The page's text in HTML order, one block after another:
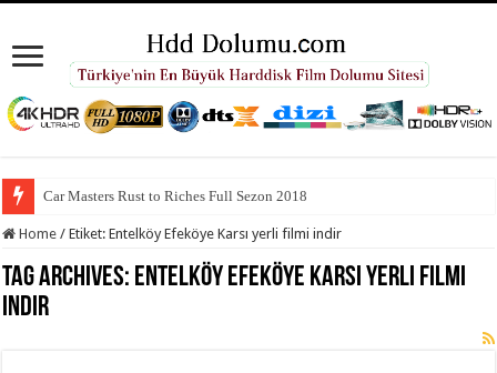
Car Masters Rust to Riches Full Sezon 2018
Home / Etiket:Entelköy Efeköye Karsı yerli filmi indir
Tag Archives: Entelköy Efeköye Karsı yerli filmi
indir